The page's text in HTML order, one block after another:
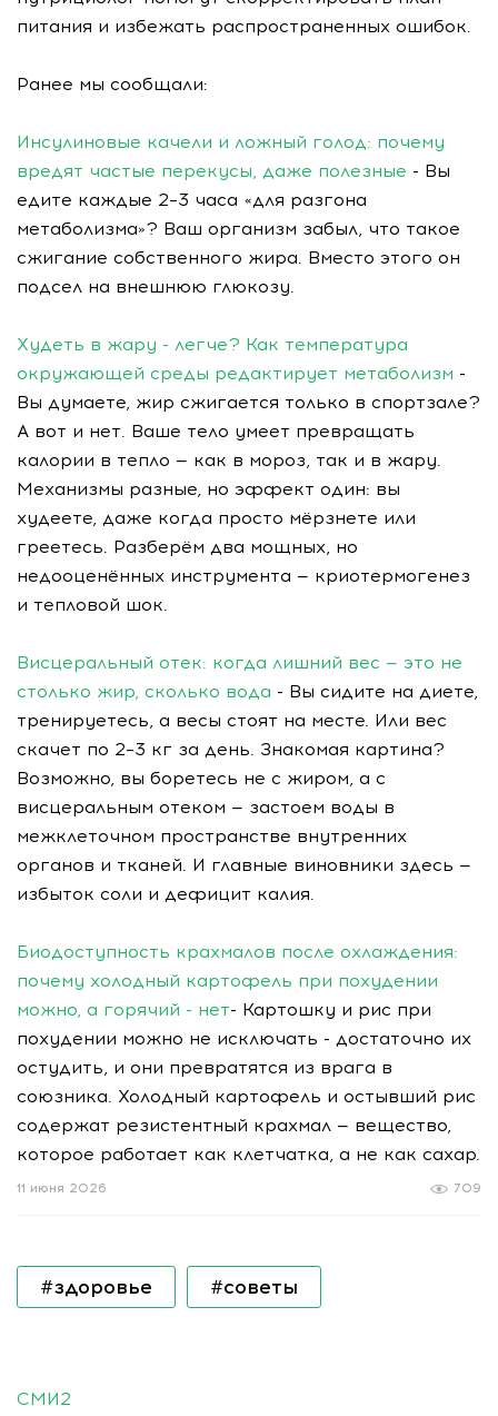
питания и избежать распространенных ошибок.
Ранее мы сообщали:
Инсулиновые качели и ложный голод: почему
вредят частые перекусы, даже полезные - Вы
едите каждые 2–3 часа «для разгона
метаболизма»? Ваш организм забыл, что такое
сжигание собственного жира. Вместо этого он
подсел на внешнюю глюкозу.
Худеть в жару - легче? Как температура
окружающей среды редактирует метаболизм -
Вы думаете, жир сжигается только в спортзале?
А вот и нет. Ваше тело умеет превращать
калории в тепло — как в мороз, так и в жару.
Механизмы разные, но эффект один: вы
худеете, даже когда просто мёрзнете или
греетесь. Разберём два мощных, но
недооценённых инструмента — криотермогенез
и тепловой шок.
Висцеральный отек: когда лишний вес — это не
столько жир, сколько вода - Вы сидите на диете,
тренируетесь, а весы стоят на месте. Или вес
скачет по 2–3 кг за день. Знакомая картина?
Возможно, вы боретесь не с жиром, а с
висцеральным отеком — застоем воды в
межклеточном пространстве внутренних
органов и тканей. И главные виновники здесь —
избыток соли и дефицит калия.
Биодоступность крахмалов после охлаждения:
почему холодный картофель при похудении
можно, а горячий - нет- Картошку и рис при
похудении можно не исключать - достаточно их
остудить, и они превратятся из врага в
союзника. Холодный картофель и остывший рис
содержат резистентный крахмал — вещество,
которое работает как клетчатка, а не как сахар.
709
11 июня 2026
#здоровье #советы
СМИ2